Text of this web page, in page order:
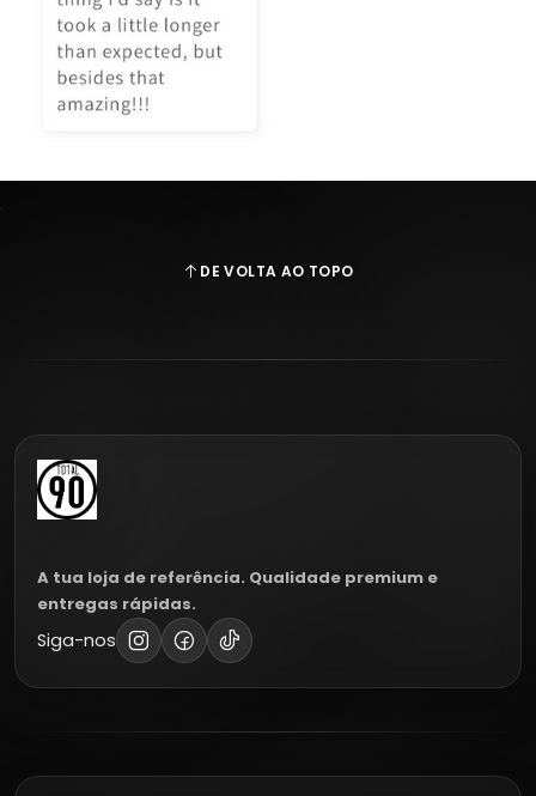
DE VOLTA AO TOPO
A tua loja de referência. Qualidade premium e
entregas rápidas.
Siga-nos